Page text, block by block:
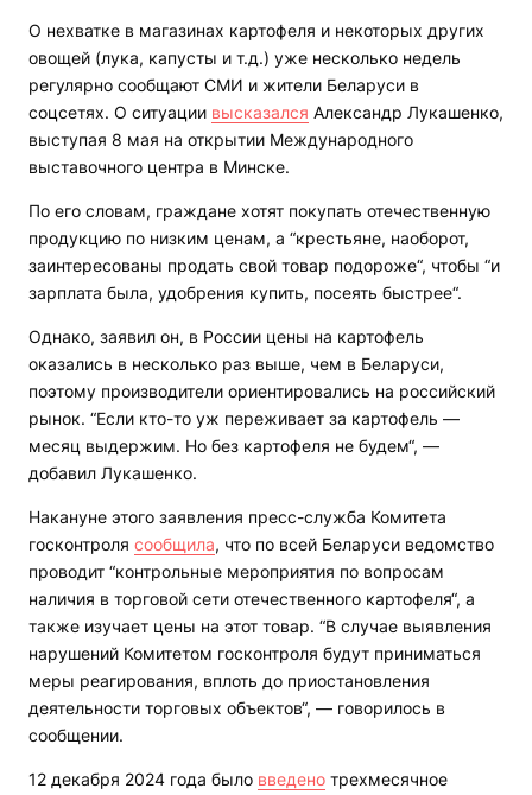
О нехватке в магазинах картофеля и некоторых других
овощей (лука, капусты и т.д.) уже несколько недель
регулярно сообщают СМИ и жители Беларуси в
соцсетях. О ситуации высказался Александр Лукашенко,
выступая 8 мая на открытии Международного
выставочного центра в Минске.
По его словам, граждане хотят покупать отечественную
продукцию по низким ценам, а “крестьяне, наоборот,
заинтересованы продать свой товар подороже“, чтобы “и
зарплата была, удобрения купить, посеять быстрее“.
Однако, заявил он, в России цены на картофель
оказались в несколько раз выше, чем в Беларуси,
поэтому производители ориентировались на российский
рынок. “Если кто-то уж переживает за картофель —
месяц выдержим. Но без картофеля не будем“, —
добавил Лукашенко.
Накануне этого заявления пресс-служба Комитета
госконтроля сообщила, что по всей Беларуси ведомство
проводит “контрольные мероприятия по вопросам
наличия в торговой сети отечественного картофеля“, а
также изучает цены на этот товар. “В случае выявления
нарушений Комитетом госконтроля будут приниматься
меры реагирования, вплоть до приостановления
деятельности торговых объектов“, — говорилось в
сообщении.
12 декабря 2024 года было введено трехмесячное